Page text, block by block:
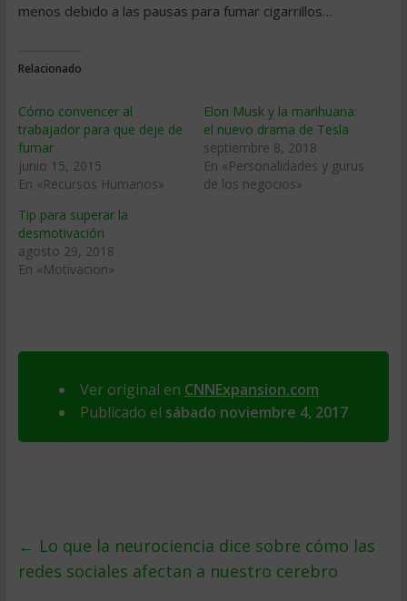
menos debido a las pausas para fumar cigarrillos…
Relacionado
Cómo convencer al
trabajador para que deje de
fumar
junio 15, 2015
En «Recursos Humanos»
Elon Musk y la marihuana:
el nuevo drama de Tesla
septiembre 8, 2018
En «Personalidades y gurus
de los negocios»
Tip para superar la
desmotivación
agosto 29, 2018
En «Motivacion»
Ver original en CNNExpansion.com
Publicado el sábado noviembre 4, 2017
← Lo que la neurociencia dice sobre cómo las
redes sociales afectan a nuestro cerebro